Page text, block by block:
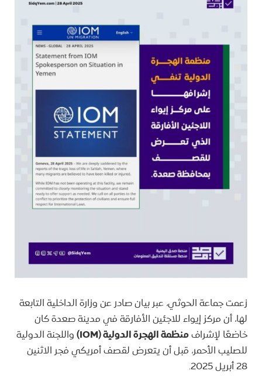
زعمت جماعة الحوثي، عبر بيان صادر عن وزارة الداخلية التابعة
لها، أن مركز إيواء للاجئين الأفارقة في مدينة صعدة كان
خاضعًا لإشرافمنظمة الهجرة الدولية (IOM)
واللجنة الدولية
للصليب الأحمر، قبل أن يتعرض لقصف أمريكي فجر الاثنين
28 أبريل 2025.